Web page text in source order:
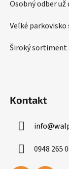
Osobný odber
Veľké
Široký sortiment
Kontakt
info@
0948 265